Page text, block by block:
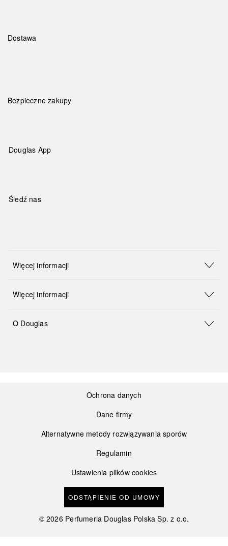
Dostawa
Bezpieczne zakupy
Douglas App
Śledź nas
Więcej informacji
Więcej informacji
O Douglas
Ochrona danych
Dane firmy
Alternatywne metody rozwiązywania sporów
Regulamin
Ustawienia plików cookies
ODSTĄPIENIE OD UMOWY
©2026 Perfumeria Douglas Polska Sp. z o.o.